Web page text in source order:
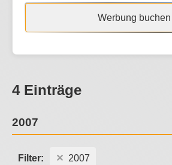
Werbung buchen
4 Einträge
2007
Filter: 2007